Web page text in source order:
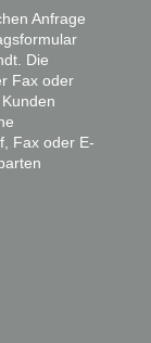
Anfrage
Die
Fax oder
Fax oder E-